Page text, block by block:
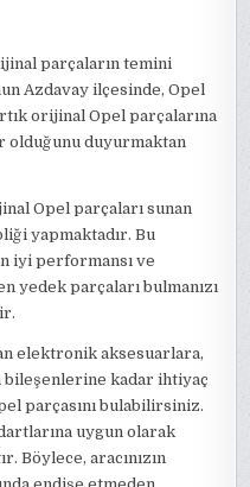
parçaların temini
Azdavay ilçesinde, Opel
orijinal Opel parçalarına
olduğunu duyurmaktan
Opel parçaları sunan
yapmaktadır. Bu
iyi performansı ve
yedek parçaları bulmanızı
elektronik aksesuarlara,
kadar ihtiyaç
parçasını bulabilirsiniz.
uygun olarak
Böylece, aracınızın